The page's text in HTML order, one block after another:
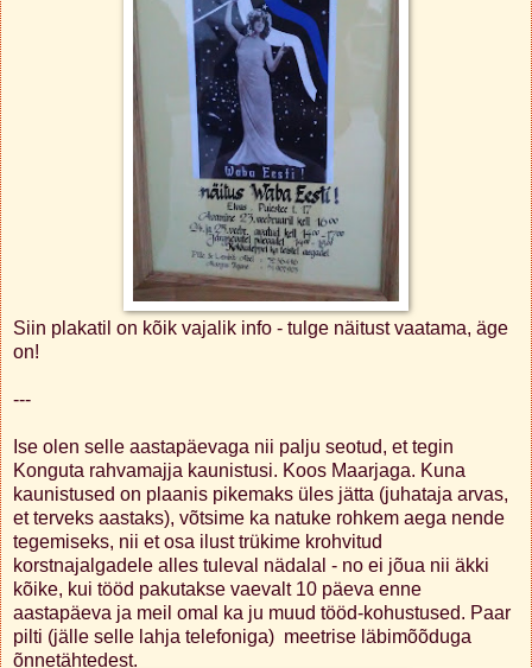
Siin plakatil on kõik vajalik info - tulge näitust vaatama, äge
on!
---
Ise olen selle aastapäevaga nii palju seotud, et tegin
Konguta rahvamajja kaunistusi. Koos Maarjaga. Kuna
kaunistused on plaanis pikemaks üles jätta (juhataja arvas,
et terveks aastaks), võtsime ka natuke rohkem aega nende
tegemiseks, nii et osa ilust trükime krohvitud
korstnajalgadele alles tuleval nädalal - no ei jõua nii äkki
kõike, kui tööd pakutakse vaevalt 10 päeva enne
aastapäeva ja meil omal ka ju muud tööd-kohustused. Paar
pilti (jälle selle lahja telefoniga) meetrise läbimõõduga
õnnetähtedest.